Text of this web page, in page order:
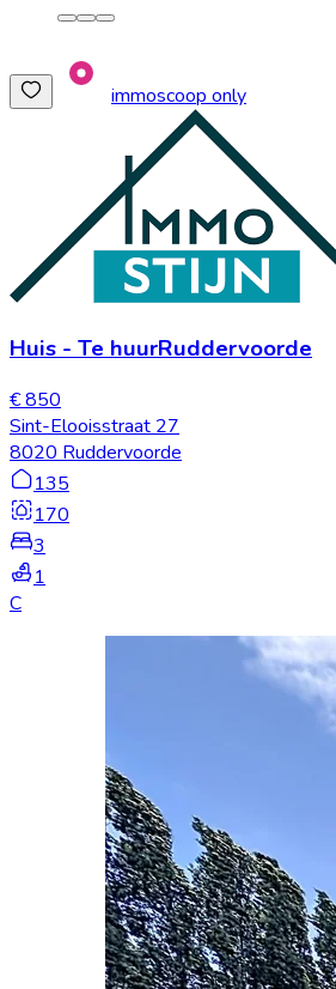
immoscoop only
Huis - Te huurRuddervoorde
€ 850
Sint-Elooisstraat 27
8020 Ruddervoorde
135
170
3
1
C